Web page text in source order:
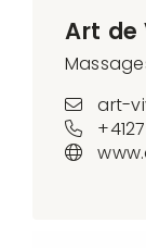
Art de
art-